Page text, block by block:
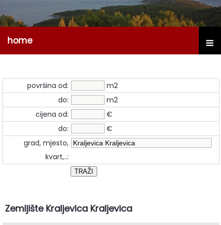
home
površina od:
m2
do:
m2
cijena od:
€
do:
€
grad, mjesto,
kvart,..:
Zemljište Kraljevica Kraljevica